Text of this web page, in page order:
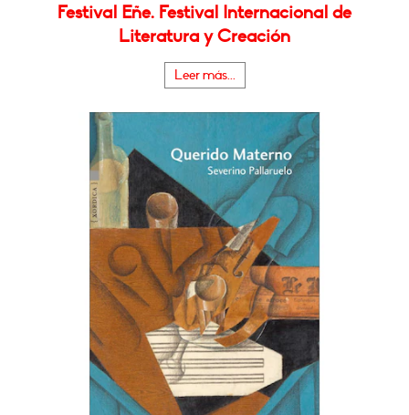
Festival Eñe. Festival Internacional de
Literatura y Creación
Leer más...